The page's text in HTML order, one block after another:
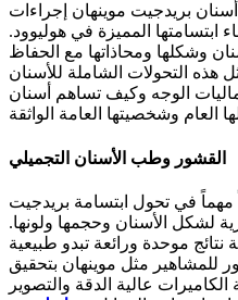
بريدجيت موينهان إجراءات
ابتسامتها المميزة في هوليوود.
وشكلها ومحاذاتها مع الحفاظ
التحولات الشاملة للأسنان
الوجه وكيف تساهم أسنان
القشور وطب الأسنان التجميلي
مهماً في تحول ابتسامة بريدجيت
لشكل الأسنان وحجمها ولونها.
موحدة ورائعة تبدو طبيعية
للمشاهير مثل موينهان بتحقيق
عالية الدقة والتصوير